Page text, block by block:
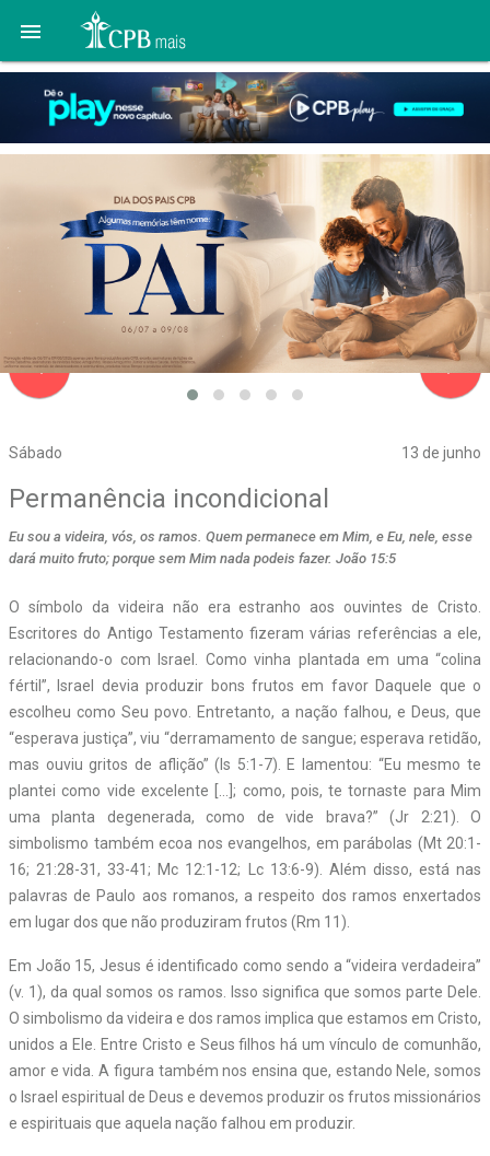

Sábado 13 de junho
navigate_before
Permanência incondicional
Eu sou a videira, vós, os ramos. Quem permanece em Mim, e Eu, nele, esse
dará muito fruto; porque sem Mim nada podeis fazer. João 15:5
O símbolo da videira não era estranho aos ouvintes de Cristo.
Escritores do Antigo Testamento fizeram várias referências a ele,
relacionando-o com Israel. Como vinha plantada em uma “colina
fértil”, Israel devia produzir bons frutos em favor Daquele que o
escolheu como Seu povo. Entretanto, a nação falhou, e Deus, que
“esperava justiça”, viu “derramamento de sangue; esperava retidão,
mas ouviu gritos de aflição” (Is 5:1-7). E lamentou: “Eu mesmo te
plantei como vide excelente […]; como, pois, te tornaste para Mim
uma planta degenerada, como de vide brava?” (Jr 2:21). O
simbolismo também ecoa nos evangelhos, em parábolas (Mt 20:1-
16; 21:28-31, 33-41; Mc 12:1-12; Lc 13:6-9). Além disso, está nas
palavras de Paulo aos romanos, a respeito dos ramos enxertados
em lugar dos que não produziram frutos (Rm 11).
Em João 15, Jesus é identificado como sendo a “videira verdadeira”
(v. 1), da qual somos os ramos. Isso significa que somos parte Dele.
O simbolismo da videira e dos ramos implica que estamos em Cristo,
unidos a Ele. Entre Cristo e Seus filhos há um vínculo de comunhão,
amor e vida. A figura também nos ensina que, estando Nele, somos
o Israel espiritual de Deus e devemos produzir os frutos missionários
e espirituais que aquela nação falhou em produzir.
navigate_next